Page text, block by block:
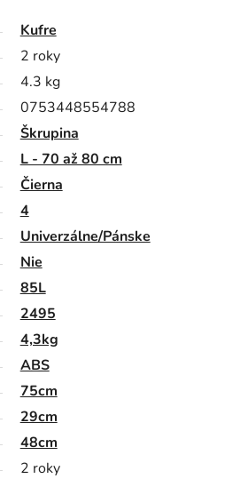
Kufre
2 roky
4.3 kg
0753448554788
Škrupina
L - 70 až 80 cm
Čierna
4
Univerzálne/Pánske
Nie
85L
2495
4,3kg
ABS
75cm
29cm
48cm
2 roky